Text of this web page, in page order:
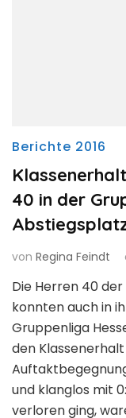
Berichte 2016
40 in der
von Regina Feindt
Die Herren 40
konnten auch in
Gruppenliga
den
und klanglos mit
verloren ging,